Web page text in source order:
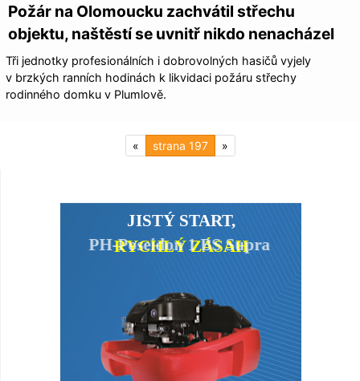
Požár na Olomoucku zachvátil střechu
objektu, naštěstí se uvnitř nikdo nenacházel
Tři jednotky profesionálních i dobrovolných hasičů vyjely
v brzkých ranních hodinách k likvidaci požáru střechy
rodinného domku v Plumlově.
« 197 »